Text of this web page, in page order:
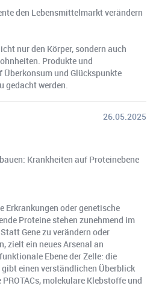
den Lebensmittelmarkt verändern
nur den Körper, sondern auch
Produkte und
und Glückspunkte
gedacht werden.
26.05.2025
Krankheiten auf Proteinebene
Erkrankungen oder genetische
Proteine stehen zunehmend im
Gene zu verändern oder
zielt ein neues Arsenal an
Ebene der Zelle: die
einen verständlichen Überblick
molekulare Klebstoffe und